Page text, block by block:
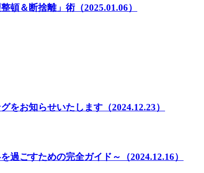
頓＆断捨離」術（2025.01.06）
をお知らせいたします （2024.12.23）
過ごすための完全ガイド～ （2024.12.16）